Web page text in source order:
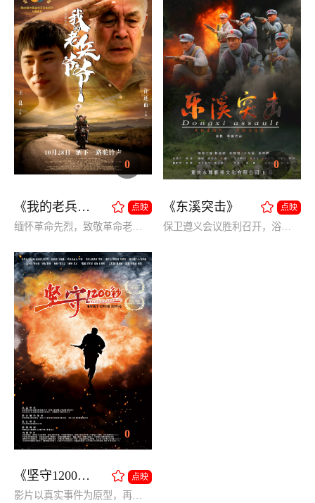
0
《我的老兵爷爷》 点映
0
《东溪突击》 点映
0
《坚守1200秒》
影片以真实事件为原型，再现了战争年代的艰难与悲壮。
点映